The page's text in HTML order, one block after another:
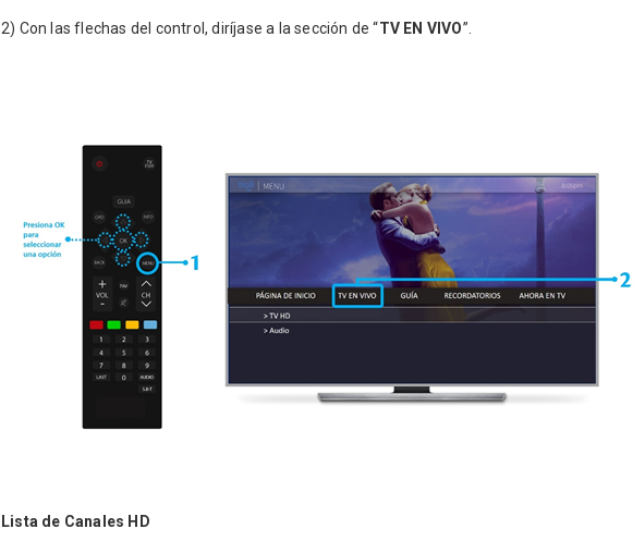
2) Con las flechas del control, diríjase a la sección de “TV EN VIVO”.
Lista de Canales HD